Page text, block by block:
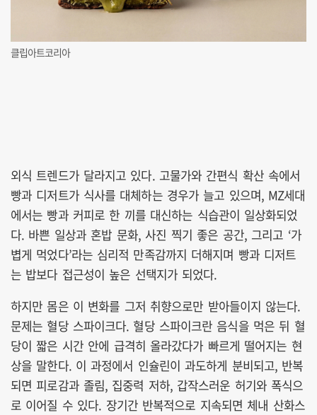
클립아트코리아
외식 트렌드가 달라지고 있다. 고물가와 간편식 확산 속에서
빵과 디저트가 식사를 대체하는 경우가 늘고 있으며, MZ세대
에서는 빵과 커피로 한 끼를 대신하는 식습관이 일상화되었
다. 바쁜 일상과 혼밥 문화, 사진 찍기 좋은 공간, 그리고 ‘가
볍게 먹었다’라는 심리적 만족감까지 더해지며 빵과 디저트
는 밥보다 접근성이 높은 선택지가 되었다.
하지만 몸은 이 변화를 그저 취향으로만 받아들이지 않는다.
문제는 혈당 스파이크다. 혈당 스파이크란 음식을 먹은 뒤 혈
당이 짧은 시간 안에 급격히 올라갔다가 빠르게 떨어지는 현
상을 말한다. 이 과정에서 인슐린이 과도하게 분비되고, 반복
되면 피로감과 졸림, 집중력 저하, 갑작스러운 허기와 폭식으
로 이어질 수 있다. 장기간 반복적으로 지속되면 체내 산화스